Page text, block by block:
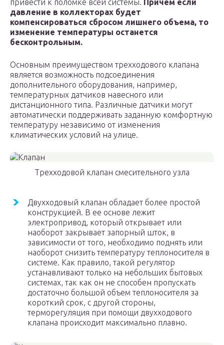
привести к поломке всей системы. Причем если
давление в коллекторах будет
компенсироваться сбросом лишнего объема, то
изменение температуры останется
бесконтрольным.
Основным преимуществом трехходового клапана
является возможность подсоединения
дополнительного оборудования, например,
температурных датчиков навесного или
дистанционного типа. Различные датчики могут
автоматически поддерживать заданную комфортную
температуру независимо от изменения
климатических условий на улице.
Трехходовой клапан смесительного узла
Двухходовый клапан обладает более простой
конструкцией. В ее основе лежит
электропривод, который открывает или
наоборот закрывает запорный шток, в
зависимости от того, необходимо поднять или
наоборот снизить температуру теплоносителя в
системе. Как правило, такой регулятор
устанавливают только на небольших бытовых
системах, так как он не способен пропускать
достаточно большой объем теплоносителя за
короткий срок, с другой стороны,
терморегуляция при помощи двухходового
клапана происходит максимально плавно.